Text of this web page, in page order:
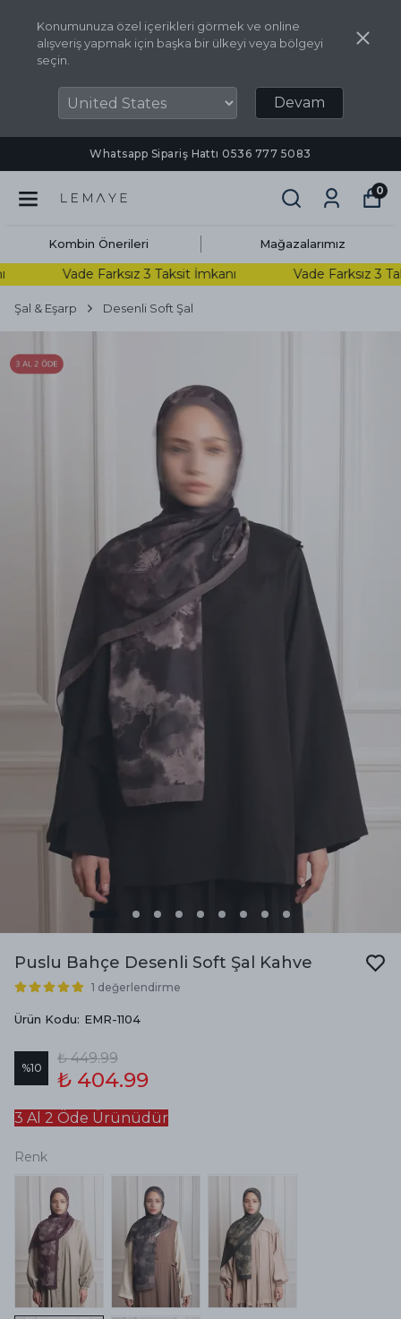
Konumunuza özel içerikleri görmek ve online
alışveriş yapmak için başka bir ülkeyi veya bölgeyi
seçin.
Devam
Whatsapp Sipariş Hattı ‪0536 777 5083‬
0
Kombin Önerileri Mağazalarımız
Vade Farksız 3 Taksit İmkanı Vade Farksız 3
Şal & Eşarp Desenli Soft Şal
Puslu Bahçe Desenli Soft Şal Kahve
1 değerlendirme
Ürün Kodu: EMR-1104
%10
₺ 449.99
₺ 404.99
3 Al 2 Öde Ürünüdür
Renk